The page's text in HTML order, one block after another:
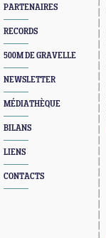
PARTENAIRES
RECORDS
500M DE GRAVELLE
NEWSLETTER
MÉDIATHÈQUE
BILANS
LIENS
CONTACTS